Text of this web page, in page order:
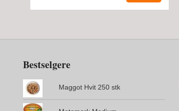
Bestselgere
Maggot Hvit 250 stk